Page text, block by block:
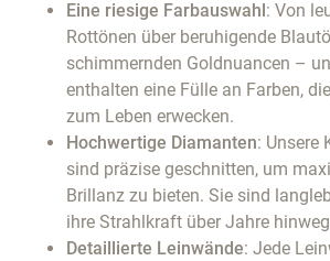
Eine riesige Farbauswahl : Von
Rottönen über beruhigende
schimmernden Goldnuancen –
enthalten eine Fülle an Farben,
zum Leben erwecken.
Hochwertige Diamanten: Unsere
sind präzise geschnitten, um
Brillanz zu bieten. Sie sind
ihre Strahlkraft über Jahre
Detaillierte Leinwände: Jede